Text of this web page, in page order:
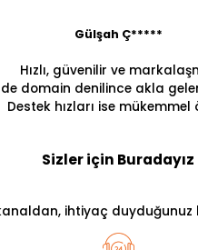
Gülşah Ç*****
Hızlı, güvenilir ve
domain denilince akla
Destek hızları ise mükemmel
Sizler için Buradayız
ihtiyaç duyduğunuz